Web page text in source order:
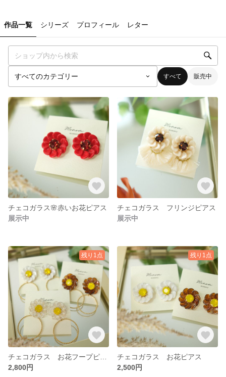
作品一覧 シリーズ プロフィール レター
すべて 販売中
チェコガラス🌸赤いお花ピアス
展示中
チェコガラス フリンジピアス
展示中
残り1点
2,800円
残り1点
チェコガラス お花ピアス
2,500円